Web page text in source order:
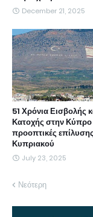
December 21, 2025
51 Χρόνια Εισβολής
Κατοχής στην Κύπρο
προοπτικές
Κυπριακού
July 23, 2025
Νεότερη